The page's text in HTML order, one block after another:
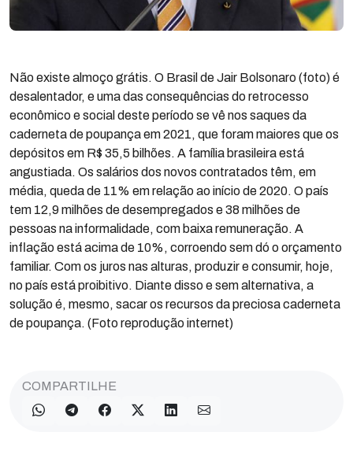
Não existe almoço grátis. O Brasil de Jair Bolsonaro (foto) é
desalentador, e uma das consequências do retrocesso
econômico e social deste período se vê nos saques da
caderneta de poupança em 2021, que foram maiores que os
depósitos em R$ 35,5 bilhões. A família brasileira está
angustiada. Os salários dos novos contratados têm, em
média, queda de 11% em relação ao início de 2020. O país
tem 12,9 milhões de desempregados e 38 milhões de
pessoas na informalidade, com baixa remuneração. A
inflação está acima de 10%, corroendo sem dó o orçamento
familiar. Com os juros nas alturas, produzir e consumir, hoje,
no país está proibitivo. Diante disso e sem alternativa, a
solução é, mesmo, sacar os recursos da preciosa caderneta
de poupança. (Foto reprodução internet)
COMPARTILHE